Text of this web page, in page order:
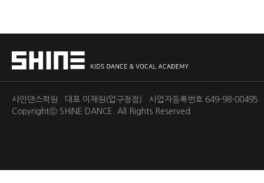
샤인댄스학원 대표 이재원(압구정점) 사업자등록번호 649-98-
Copyrightⓒ SHINE DANCE. All Rights Reserved.